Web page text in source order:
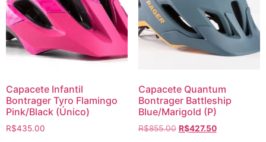
Capacete Infantil
Bontrager Tyro Flamingo
Pink/Black (Único)
R$435.00
Capacete Quantum
Bontrager Battleship
Blue/Marigold (P)
R$855.00 R$427.50